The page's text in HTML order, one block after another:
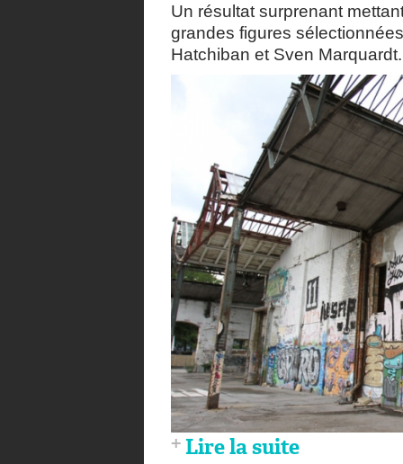
Un résultat surprenant
grandes figures
Hatchiban et Sven Marquardt.
Lire la suite